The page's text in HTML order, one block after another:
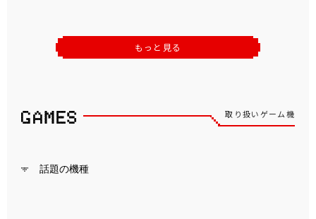
もっと見る
取り扱いゲーム機
話題の機種